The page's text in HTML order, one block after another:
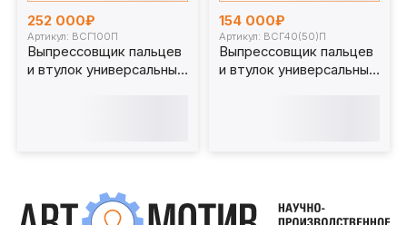
252 000₽
Артикул: ВСГ100П
Выпрессовщик пальцев
и втулок универсальный
154 000₽
Артикул: ВСГ40(50)П
Выпрессовщик пальцев
и втулок универсальный